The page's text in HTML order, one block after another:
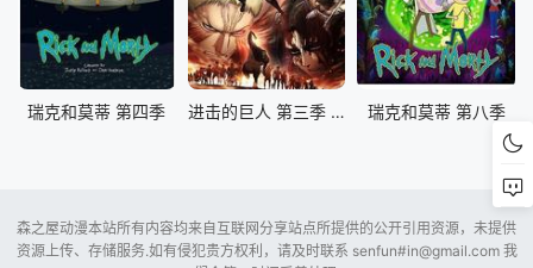
瑞克和莫蒂 第四季 进击的巨人 第三季 Part.2 瑞克和莫蒂 第八季
森之屋动漫本站所有内容均来自互联网分享站点所提供的公开引用资源，未提供
资源上传、存储服务.如有侵犯贵方权利，请及时联系 senfun#in@gmail.com我